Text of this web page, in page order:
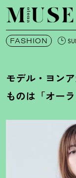
オトナミ
FASHION
モデル・ヨン
ものは「オー